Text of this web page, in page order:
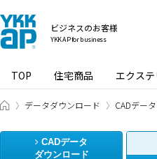
ビジネスのお客様
YKK AP for business
TOP 住宅商品 エクス
ビジネスのお客様 HOME
データダウンロード CADデー
CADデータ
ダウンロード